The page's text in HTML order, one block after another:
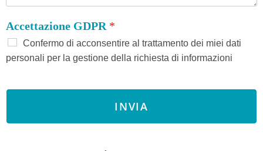
Accettazione GDPR *
Confermo di acconsentire al trattamento dei miei dati
personali per la gestione della richiesta di informazioni
INVIA